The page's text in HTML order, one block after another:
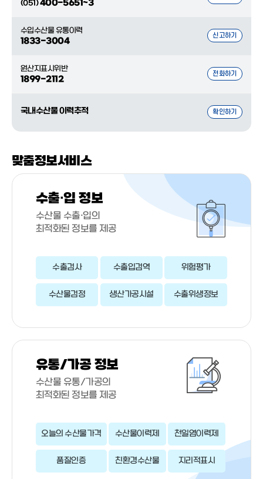
(051)400-5651~3
수입수산물 유통이력
1833-3004
신고하기
원산지표시위반
1899-2112
전화하기
국내수산물 이력추적 확인하기
맞춤정보서비스
수출·입 정보
수산물 수출·입의
최적화된 정보를 제공
수출검사 수출입검역 위험평가
수산물검정 생산가공시설 수출위생정보
유통/가공 정보
수산물 유통/가공의
최적화된 정보를 제공
오늘의 수산물가격 수산물이력제 천일염이력제
품질인증 친환경수산물 지리적표시